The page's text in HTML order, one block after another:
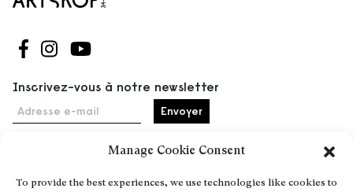
Manage Cookie Consent
To provide the best experiences, we use technologies like cookies to
Suivez-nous sur Facebook
Suivez-nous sur Instagram
Suivez-nous sur Youtube
Inscrivez-vous à notre newsletter
Adresse e-mail
Accueil